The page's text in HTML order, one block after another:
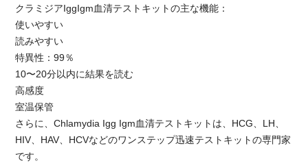
クラミジアIggIgm血清テストキットの主な機能：
使いやすい
読みやすい
特異性：99％
10〜20分以内に結果を読む
高感度
室温保管
さらに、Chlamydia Igg Igm血清テストキットは、HCG、LH、
HIV、HAV、HCVなどのワンステップ迅速テストキットの専門家
です。